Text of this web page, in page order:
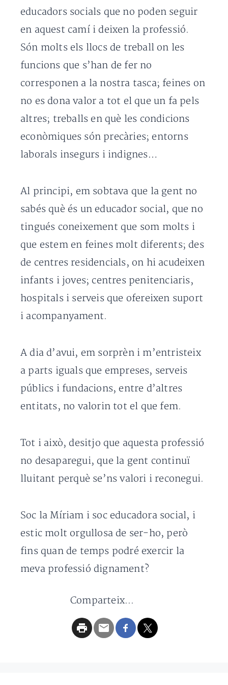
educadors socials que no poden seguir
en aquest camí i deixen la professió.
Són molts els llocs de treball on les
funcions que s’han de fer no
corresponen a la nostra tasca; feines on
no es dona valor a tot el que un fa pels
altres; treballs en què les condicions
econòmiques són precàries; entorns
laborals insegurs i indignes…
Al principi, em sobtava que la gent no
sabés què és un educador social, que no
tingués coneixement que som molts i
que estem en feines molt diferents; des
de centres residencials, on hi acudeixen
infants i joves; centres penitenciaris,
hospitals i serveis que ofereixen suport
i acompanyament.
A dia d’avui, em sorprèn i m’entristeix
a parts iguals que empreses, serveis
públics i fundacions, entre d’altres
entitats, no valorin tot el que fem.
Tot i això, desitjo que aquesta professió
no desaparegui, que la gent continuï
lluitant perquè se’ns valori i reconegui.
Soc la Míriam i soc educadora social, i
estic molt orgullosa de ser-ho, però
fins quan de temps podré exercir la
meva professió dignament?
Comparteix...